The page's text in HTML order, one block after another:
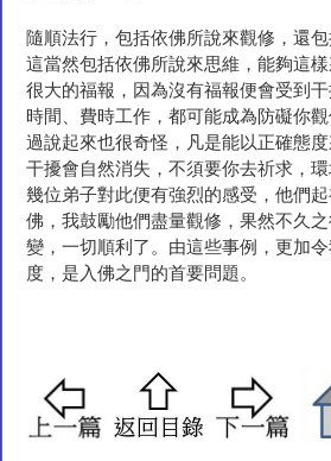
隨順法行，包括依佛所說來觀修，還
這當然包括依佛所說來思維，能夠這
很大的福報，因為沒有福報便會受到
時間、費時工作，都可能成為防礙你
過說起來也很奇怪，凡是能以正確態
干擾會自然消失，不須要你去祈求，
幾位弟子對此便有強烈的感受，他們
佛，我鼓勵他們盡量觀修，果然不久
變，一切順利了。由這些事例，更加
度，是入佛之門的首要問題。